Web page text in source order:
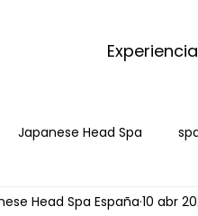
Japanese Head Spa
Badalona Salud Capilar
Head Spa España10 abr